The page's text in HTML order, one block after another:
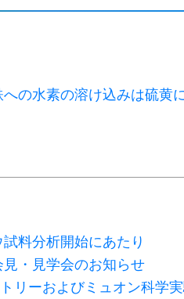
の水素の溶け込みは硫黄
料分析開始にあたり
・見学会のお知らせ
リーおよびミュオン科学